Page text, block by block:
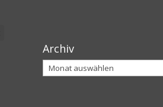
Archiv
Archiv